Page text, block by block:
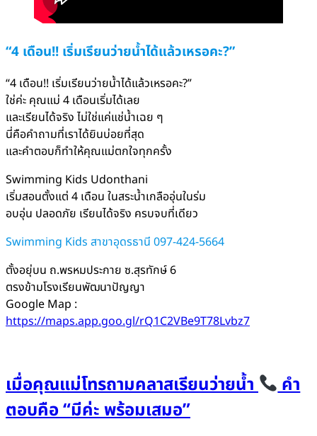
“4 เดือน!! เริ่มเรียนว่ายน้ำได้แล้วเหรอคะ?”
“4 เดือน!! เริ่มเรียนว่ายน้ำได้แล้วเหรอคะ?”
ใช่ค่ะ คุณแม่ 4 เดือนเริ่มได้เลย
และเรียนได้จริง ไม่ใช่แค่แช่น้ำเฉย ๆ
นี่คือคำถามที่เราได้ยินบ่อยที่สุด
และคำตอบก็ทำให้คุณแม่ตกใจทุกครั้ง
Swimming Kids Udonthani
เริ่มสอนตั้งแต่ 4 เดือน ในสระน้ำเกลืออุ่นในร่ม
อบอุ่น ปลอดภัย เรียนได้จริง ครบจบที่เดียว
Swimming Kids สาขาอุดรธานี 097-424-5664
ตั้งอยุ่บน ถ.พรหมประกาย ซ.สุรทักษ์ 6
ตรงข้ามโรงเรียนพัฒนาปัญญา
Google Map :
https://maps.app.goo.gl/rQ1C2VBe9T78Lvbz7
เมื่อคุณแม่โทรถามคลาสเรียนว่ายน้ำ
คำ
ตอบคือ “มีค่ะ พร้อมเสมอ”